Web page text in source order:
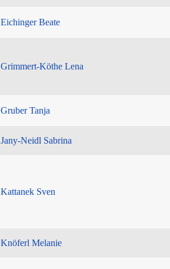
Eichinger Beate
Grimmert-Köthe Lena
Gruber Tanja
Jany-Neidl Sabrina
Kattanek Sven
Knöferl Melanie